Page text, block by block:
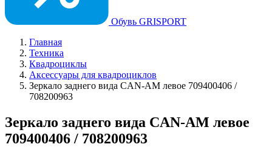
Обувь GRISPORT
Главная
Техника
Квадроциклы
Аксессуары для квадроциклов
Зеркало заднего вида CAN-AM левое 709400406 /
708200963
Зеркало заднего вида CAN-AM левое
709400406 / 708200963